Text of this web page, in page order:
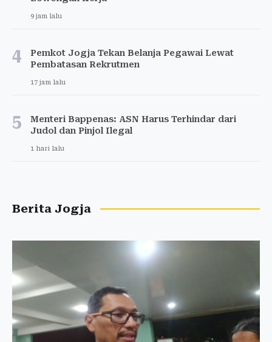
9 jam lalu
4
Pemkot Jogja Tekan Belanja Pegawai Lewat
Pembatasan Rekrutmen
17 jam lalu
5
Menteri Bappenas: ASN Harus Terhindar dari
Judol dan Pinjol Ilegal
1 hari lalu
Berita Jogja